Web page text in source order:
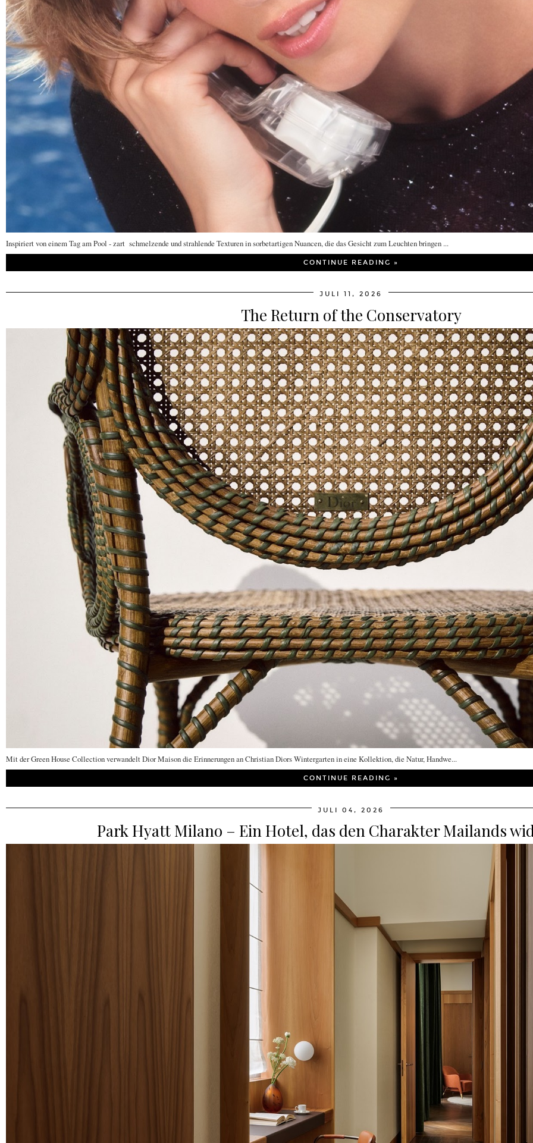
Inspiriert von einem Tag am Pool - zart schmelzende und strahlende Texturen in sorbetartigen Nuancen, die das Gesicht zum Leuchten bringen ...
CONTINUE READING »
JULI 11, 2026
The Return of the Conservatory
Mit der Green House Collection verwandelt Dior Maison die Erinnerungen an Christian Diors Wintergarten in eine Kollektion, die Natur, Handwe...
CONTINUE READING »
JULI 04, 2026
Park Hyatt Milano – Ein Hotel, das den Charakter Mailands